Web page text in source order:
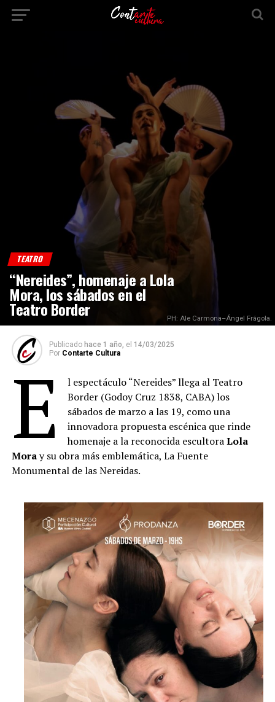
TEATRO
“Nereides”, homenaje a Lola
Mora, los sábados en el
Teatro Border PH: Ale Carmona–Ángel Frágola.
Publicado hace 1 año, el 14/03/2025
Por Contarte Cultura
E
l espectáculo “Nereides” llega al Teatro
Border (Godoy Cruz 1838, CABA) los
sábados de marzo a las 19, como una
innovadora propuesta escénica que rinde
homenaje a la reconocida escultoraLola
Moray su obra más emblemática, La Fuente
Monumental de las Nereidas.